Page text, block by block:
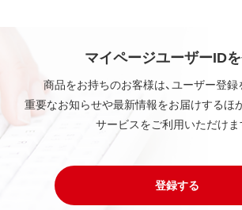
削除してはならないものとします。
第3条 使用制限
本ソフトウェアの用途は、購入商品
フトウェアとともに使用することの
り、逆アセンブル、逆コンパイル、リ
リング、その他の修正を本ソフトウ
はできません。
マイページユーザーID
商品をお持ちのお客様は、ユーザー登録
重要なお知らせや最新情報をお届けするほ
サービスをご利用いただけま
登録する